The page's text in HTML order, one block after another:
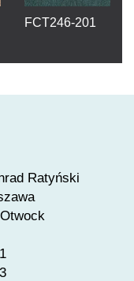
FCT246-201
Ratyński